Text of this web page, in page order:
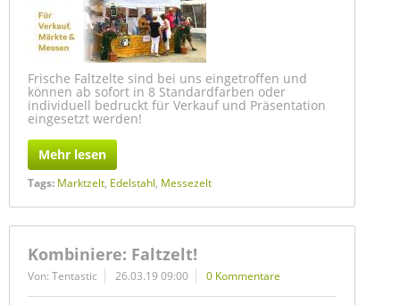
Frische Faltzelte sind bei uns eingetroffen und
können ab sofort in 8 Standardfarben oder
individuell bedruckt für Verkauf und Präsentation
eingesetzt werden!
Mehr lesen
Tags: Marktzelt, Edelstahl, Messezelt
Kombiniere: Faltzelt!
Von: Tentastic 26.03.19 09:00 0 Kommentare